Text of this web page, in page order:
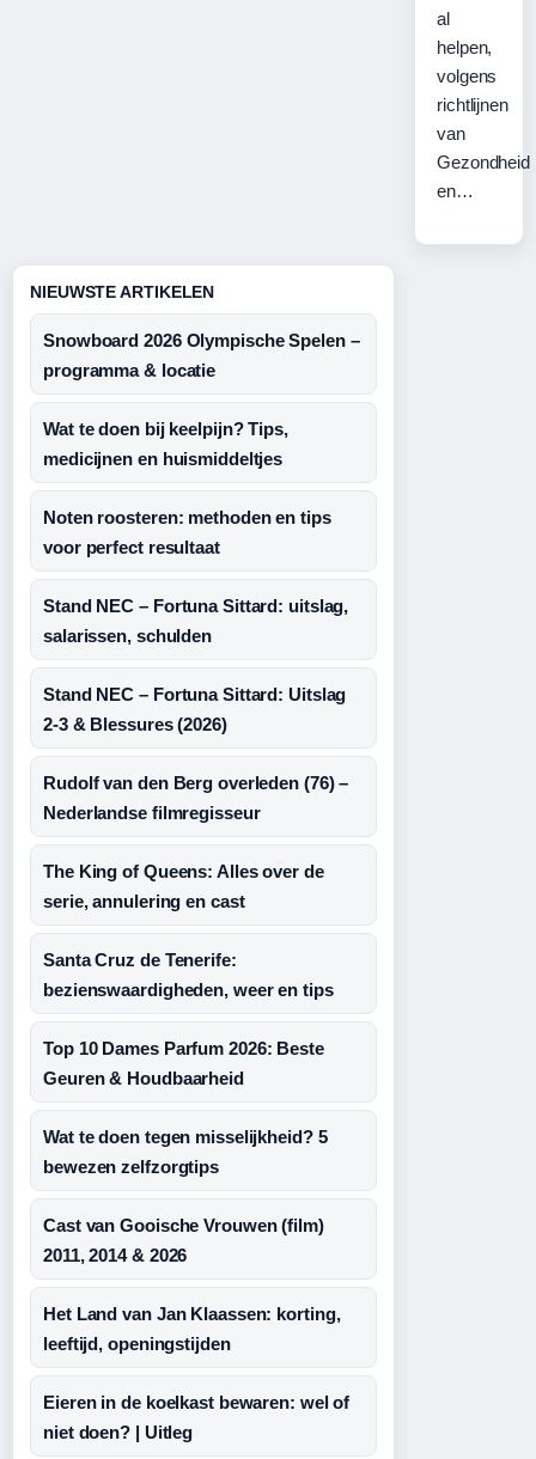
al
helpen,
volgens
richtlijnen
van
Gezondheid
en…
NIEUWSTE ARTIKELEN
Snowboard 2026 Olympische Spelen –
programma & locatie
Wat te doen bij keelpijn? Tips,
medicijnen en huismiddeltjes
Noten roosteren: methoden en tips
voor perfect resultaat
Stand NEC – Fortuna Sittard: uitslag,
salarissen, schulden
Stand NEC – Fortuna Sittard: Uitslag
2-3 & Blessures (2026)
Rudolf van den Berg overleden (76) –
Nederlandse filmregisseur
The King of Queens: Alles over de
serie, annulering en cast
Santa Cruz de Tenerife:
bezienswaardigheden, weer en tips
Top 10 Dames Parfum 2026: Beste
Geuren & Houdbaarheid
Wat te doen tegen misselijkheid? 5
bewezen zelfzorgtips
Cast van Gooische Vrouwen (film)
2011, 2014 & 2026
Het Land van Jan Klaassen: korting,
leeftijd, openingstijden
Eieren in de koelkast bewaren: wel of
niet doen? | Uitleg